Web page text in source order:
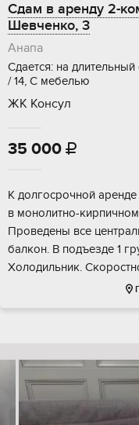
Сдам в аренду 2-
Шевченко, 3
Анапа
Сдается: на
/ 14, С мебелью
ЖК Консул
35 000 
К долгосрочной
в монолитно-
Проведены все
балкон. В подъезде 1
Холодильник.